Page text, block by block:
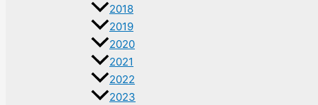
2018
2019
2020
2021
2022
2023